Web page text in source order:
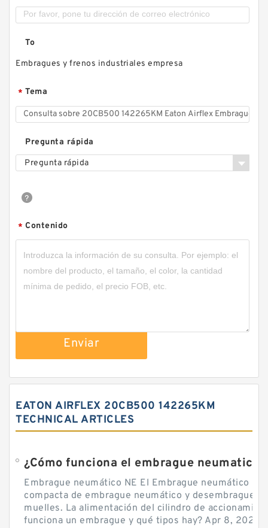
To
Embragues y frenos industriales empresa
* Tema
Pregunta rápida
Pregunta rápida
* Contenido
Enviar
EATON AIRFLEX 20CB500 142265KM
TECHNICAL ARTICLES
¿Cómo funciona el embrague neumatico?
Embrague neumático NE El Embrague neumático
compacta de embrague neumático y desembrague
muelles. La alimentación del cilindro de
funciona un embrague y qué tipos hay? Apr 8, 2020